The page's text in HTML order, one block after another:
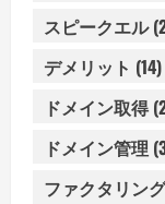
スピークエル
デメリット (14)
ドメイン取得
ドメイン管理
ファクタリング